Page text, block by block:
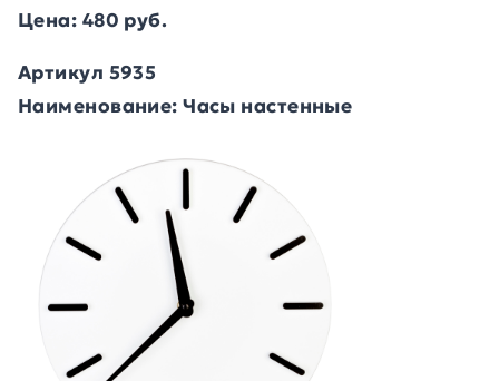
Цена: 480 руб.
Артикул 5935
Наименование: Часы настенные